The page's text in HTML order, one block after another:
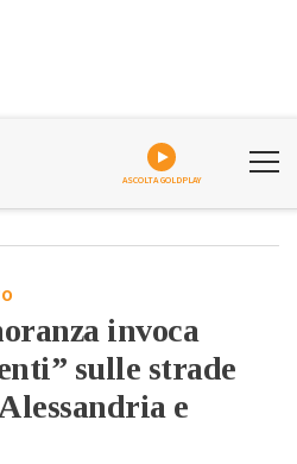
ASCOLTA GOLDPLAY
invoca
sulle strade
e